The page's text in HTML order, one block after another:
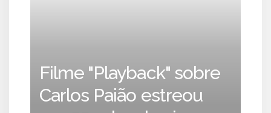
Filme "Playback" sobre
Carlos Paião estreou